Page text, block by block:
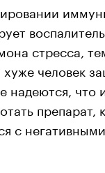
стресса,
хуже человек
надеются, что
препарат,
с